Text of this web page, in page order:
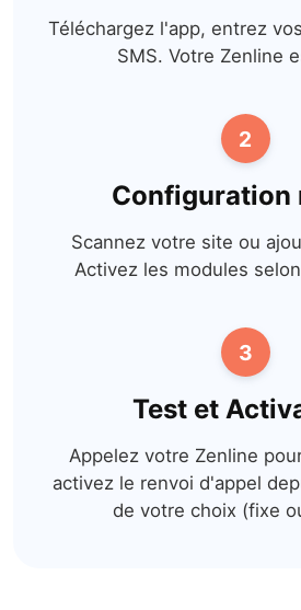
Téléchargez l'app, entrez
SMS. Votre Zenline
2
Configuration
Scannez votre site ou
Activez les modules
3
Test et
Appelez votre Zenline
activez le renvoi d'appel
de votre choix (fixe